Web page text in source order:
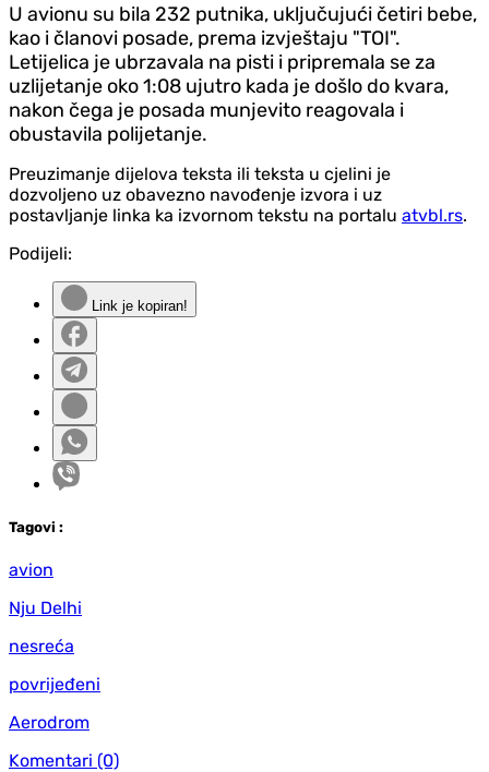
U avionu su bila 232 putnika, uključujući četiri bebe,
kao i članovi posade, prema izvještaju "TOI".
Letijelica je ubrzavala na pisti i pripremala se za
uzlijetanje oko 1:08 ujutro kada je došlo do kvara,
nakon čega je posada munjevito reagovala i
obustavila polijetanje.
Preuzimanje dijelova teksta ili teksta u cjelini je
dozvoljeno uz obavezno navođenje izvora i uz
postavljanje linka ka izvornom tekstu na portalu atvbl.rs.
Podijeli:
Link je kopiran!
Tagovi :
avion
Nju Delhi
nesreća
povrijeđeni
Aerodrom
Komentari (0)